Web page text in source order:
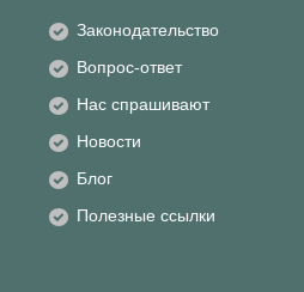
Законодательство
Вопрос-ответ
Нас спрашивают
Новости
Блог
Полезные ссылки